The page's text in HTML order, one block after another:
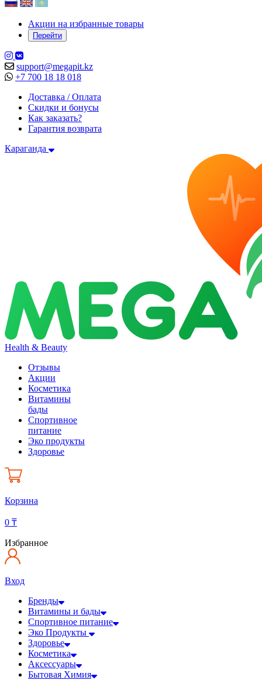
Акции на избранные товары
Перейти
support@megapit.kz
+7 700 18 18 018
Доставка / Оплата
Скидки и бонусы
Как заказать?
Гарантия возврата
Караганда
Health & Beauty
Отзывы
Акции
Косметика
Витамины
бады
Спортивное
питание
Эко продукты
Здоровье
Корзина
0 ₸
Избранное
Вход
Бренды
Витамины и бады
Спортивное питание
Эко Продукты
Здоровье
Косметика
Аксессуары
Бытовая Химия